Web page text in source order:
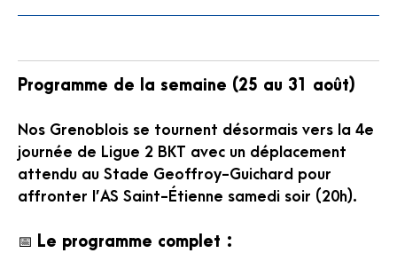
Programme de la semaine (25 au 31 août)
Nos Grenoblois se tournent désormais vers la 4e
journée de Ligue 2 BKT avec un déplacement
attendu au Stade Geoffroy-Guichard pour
affronter l’AS Saint-Étienne samedi soir (20h).
📅 Le programme complet :